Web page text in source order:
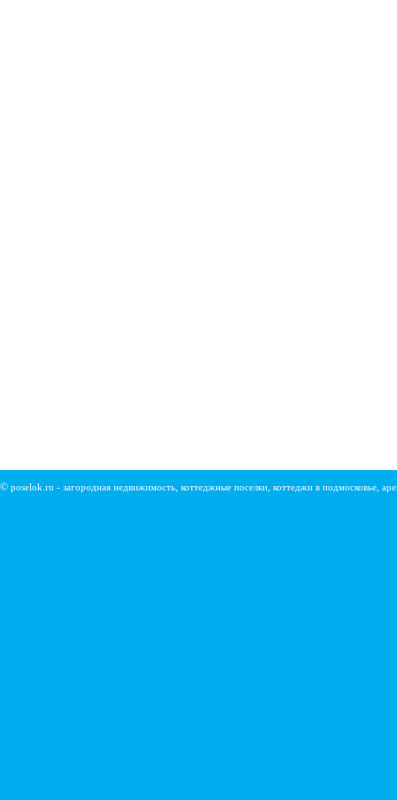
© poselok.ru - загородная недвижимость, коттеджные поселки, коттеджи в подмосковье,